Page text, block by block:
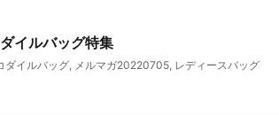
イルバッグ特集
ダイルバッグ, メルマガ20220705, レディースバッグ